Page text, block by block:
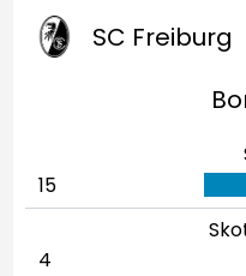
SC Freiburg
15
4